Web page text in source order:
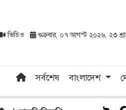
ভিডিও শুক্রবার, ০৭ আগস্ট ২০২৬, ২৩
সর্বশেষ বাংলাদেশ